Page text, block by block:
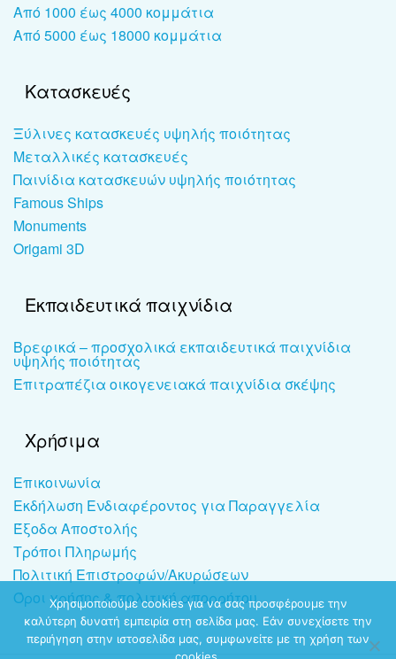
Από 1000 έως 4000 κομμάτια
Από 5000 έως 18000 κομμάτια
Κατασκευές
Ξύλινες κατασκευές υψηλής ποιότητας
Μεταλλικές κατασκευές
Παινίδια κατασκευών υψηλής ποιότητας
Famous Ships
Monuments
Origami 3D
Εκπαιδευτικά παιχνίδια
Βρεφικά – προσχολικά εκπαιδευτικά παιχνίδια
υψηλής ποιότητας
Επιτραπέζια οικογενειακά παιχνίδια σκέψης
Χρήσιμα
Επικοινωνία
Εκδήλωση Ενδιαφέροντος για Παραγγελία
Έξοδα Αποστολής
Τρόποι Πληρωμής
Πολιτική Επιστροφών/Ακυρώσεων
Όροι χρήσης & πολιτική απορρήτου
Χρησιμοποιούμε cookies για να σας προσφέρουμε την
καλύτερη δυνατή εμπειρία στη σελίδα μας. Εάν συνεχίσετε την
περιήγηση στην ιστοσελίδα μας, συμφωνείτε με τη χρήση των